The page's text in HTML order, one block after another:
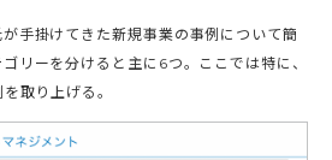
手掛けてきた新規事業の事例について簡
リーを分けると主に6つ。ここでは特に、
取り上げる。